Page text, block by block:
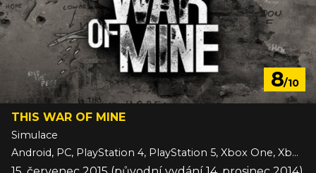
8/10
THIS WAR OF MINE
Simulace
Android, PC, PlayStation 4, PlayStation 5, Xbox One, Xbox Series, iOS